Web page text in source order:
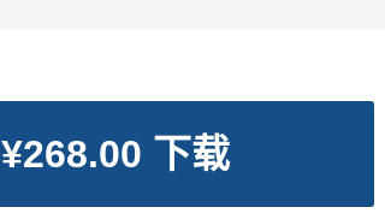
¥268.00 下载